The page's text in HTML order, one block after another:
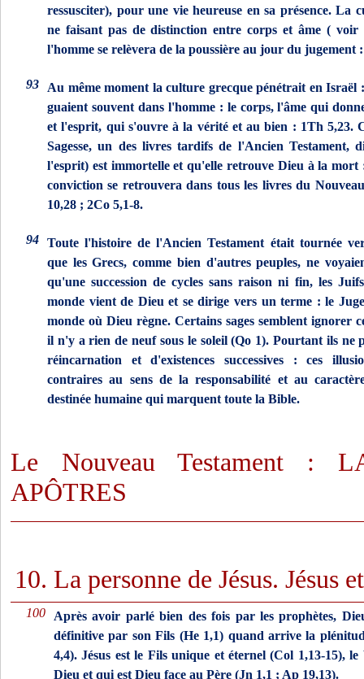
ressusciter), pour une vie heureuse en sa présence. La
ne faisant pas de distinction entre corps et âme ( voir
l'homme se relèvera de la poussière au jour du jugement
93
Au même moment la culture grecque pénétrait en Israël
guaient souvent dans l'homme : le corps, l'âme qui
et l'esprit, qui s'ouvre à la vérité et au bien : 1Th 5,23.
Sa­gesse, un des livres tardifs de l'Ancien Testament,
l'esprit) est immortelle et qu'elle retrouve Dieu à la mort
conviction se retrouvera dans tous les livres du
10,28 ; 2Co 5,1-8.
94 Toute l'histoire de l'Ancien Testament était tournée
que les Grecs, comme bien d'autres peuples, ne
qu'une suc­cession de cycles sans raison ni fin, les
monde vient de Dieu et se dirige vers un terme : le
monde où Dieu rè­gne. Certains sages semblent ignorer
il n'y a rien de neuf sous le soleil (Qo 1). Pourtant ils ne
réincarnation et d'existences successives : ces
contraires au sens de la responsabilité et au
destinée humaine qui marquent toute la Bible.
Le Nouveau Testament :
APÔTRES
10. La personne de Jésus. Jésus
100
Après avoir parlé bien des fois par les prophètes,
définitive par son Fils (He 1,1) quand arrive la
4,4). Jésus est le Fils unique et éternel (Col 1,13-15),
Dieu et qui est Dieu face au Père (Jn 1,1 ; Ap 19,13).